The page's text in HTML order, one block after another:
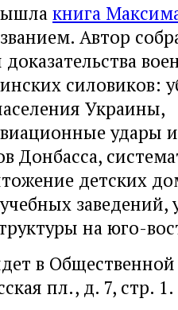
книга
Автор
силовиков:
Украины,
удары
Донбасса,
детских
заведений,
на юго-
в Общественной
пл., д. 7, стр.